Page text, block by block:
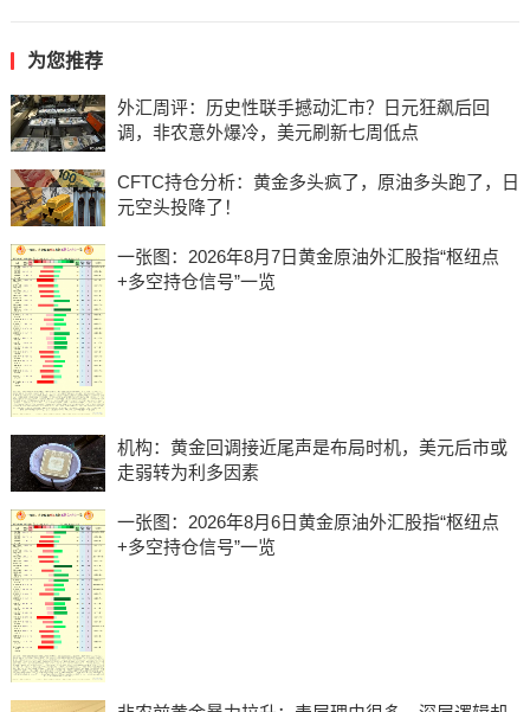
为您推荐
外汇周评：历史性联手撼动汇市？日元狂飙后回
调，非农意外爆冷，美元刷新七周低点
CFTC持仓分析：黄金多头疯了，原油多头跑了，日
元空头投降了！
一张图：2026年8月7日黄金原油外汇股指“枢纽点
+多空持仓信号”一览
机构：黄金回调接近尾声是布局时机，美元后市或
走弱转为利多因素
一张图：2026年8月6日黄金原油外汇股指“枢纽点
+多空持仓信号”一览